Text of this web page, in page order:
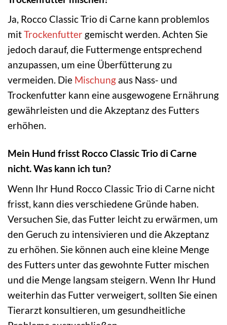
Ja, Rocco Classic Trio di Carne kann problemlos
mitTrockenfutter gemischt werden. Achten Sie
jedoch darauf, die Futtermenge entsprechend
anzupassen, um eine Überfütterung zu
vermeiden. Die Mischung aus Nass- und
Trockenfutter kann eine ausgewogene Ernährung
gewährleisten und die Akzeptanz des Futters
erhöhen.
Mein Hund frisst Rocco Classic Trio di Carne
nicht. Was kann ich tun?
Wenn Ihr Hund Rocco Classic Trio di Carne nicht
frisst, kann dies verschiedene Gründe haben.
Versuchen Sie, das Futter leicht zu erwärmen, um
den Geruch zu intensivieren und die Akzeptanz
zu erhöhen. Sie können auch eine kleine Menge
des Futters unter das gewohnte Futter mischen
und die Menge langsam steigern. Wenn Ihr Hund
weiterhin das Futter verweigert, sollten Sie einen
Tierarzt konsultieren, um gesundheitliche